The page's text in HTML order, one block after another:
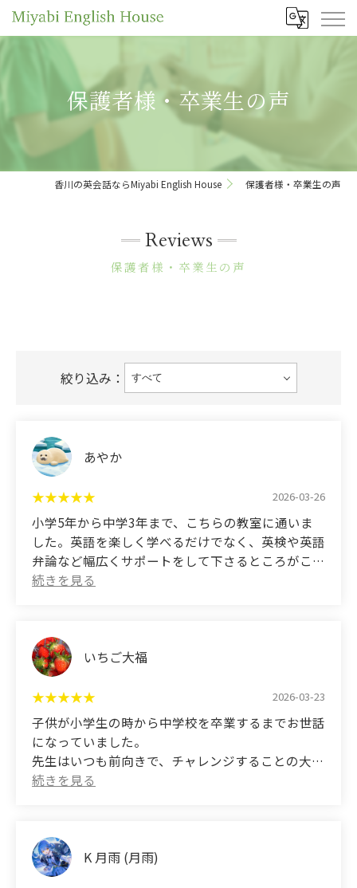
保護者様・卒業生の声
香川の英会話ならMiyabi English House 保護者様・卒業生の声
Reviews
保護者様・卒業生の声
絞り込み：
あやか
2026-03-26
小学5年から中学3年まで、こちらの教室に通いま
した。英語を楽しく学べるだけでなく、英検や英語
弁論など幅広くサポートをして下さるところがこち
らの教室の良いところだと思います。また、高校入
を解けるようになり、入試当日では高得点をとるこ
とができました！先生は質問にはいつも丁寧に対応
してくださり、教室自体も質問しやすい雰囲気でし
た。とてもおすすめです!!
(Translated by Google)
I attended this school from 5th grade of
elementary school to 3rd year of junior high school.
What I like about this school is that it not only
English proficiency test and English speech
contests. Furthermore, for my high school
いちご大福
2026-03-23
子供が小学生の時から中学校を卒業するまでお世話
になっていました。
先生はいつも前向きで、チャレンジすることの大切
さ、自分を信じることを教えて下さり、とても感謝
ます。この教室に通わせていただき、先生と出会
え、学べたことはこの先も子供にとっての財産にな
ると思います。本当にありがとうございました。
K 月雨 (月雨)